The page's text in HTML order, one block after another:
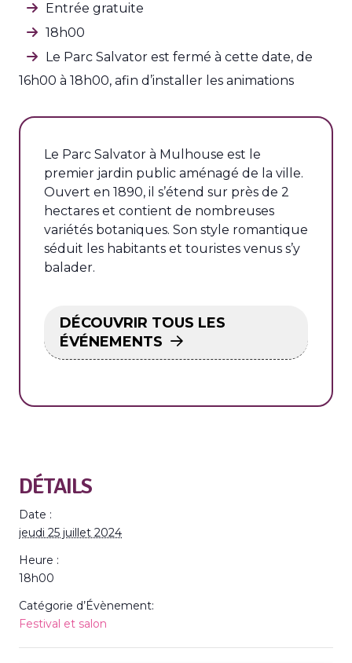
Entrée gratuite
18h00
Le Parc Salvator est fermé à cette date, de
16h00 à 18h00, afin d’installer les animations
Le Parc Salvator à Mulhouse est le
premier jardin public aménagé de la ville.
Ouvert en 1890, il s’étend sur près de 2
hectares et contient de nombreuses
variétés botaniques. Son style romantique
séduit les habitants et touristes venus s’y
balader.
DÉCOUVRIR TOUS LES
ÉVÉNEMENTS
DÉTAILS
Date :
jeudi 25 juillet 2024
Heure :
18h00
Catégorie d’Évènement:
Festival et salon